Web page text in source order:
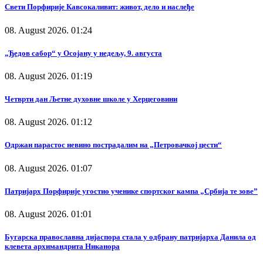
Свети Порфирије Кавсокаливит: живот, дело и наслеђе
08. August 2026. 01:24
„Ђедов сабор“ у Осојану у недељу, 9. августа
08. August 2026. 01:19
Четврти дан Љетне духовне школе у Херцеговини
08. August 2026. 01:12
Одржан парастос невино пострадалим на „Петровачкој цести“
08. August 2026. 01:07
Патријарх Порфирије угостио ученике спортског кампа „Србија те зове”
08. August 2026. 01:01
Бугарска православна дијаспора стала у одбрану патријарха Данила од
клевета архимандрита Никанора